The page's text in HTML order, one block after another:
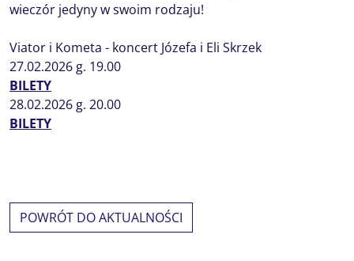
wieczór jedyny w swoim rodzaju!
Viator i Kometa - koncert Józefa i Eli Skrzek
27.02.2026 g. 19.00
BILETY
28.02.2026 g. 20.00
BILETY
POWRÓT DO AKTUALNOŚCI